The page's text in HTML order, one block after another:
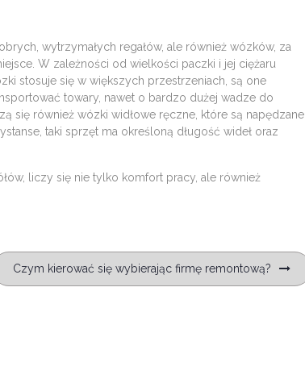
wytrzymałych regałów, ale również wózków, za
W zależności od wielkości paczki i jej ciężaru
stosuje się w większych przestrzeniach, są one
towary, nawet o bardzo dużej wadze do
się również wózki widłowe ręczne, które są napędzane
taki sprzęt ma określoną długość wideł oraz
liczy się nie tylko komfort pracy, ale również
Czym kierować się wybierając firmę remontową?